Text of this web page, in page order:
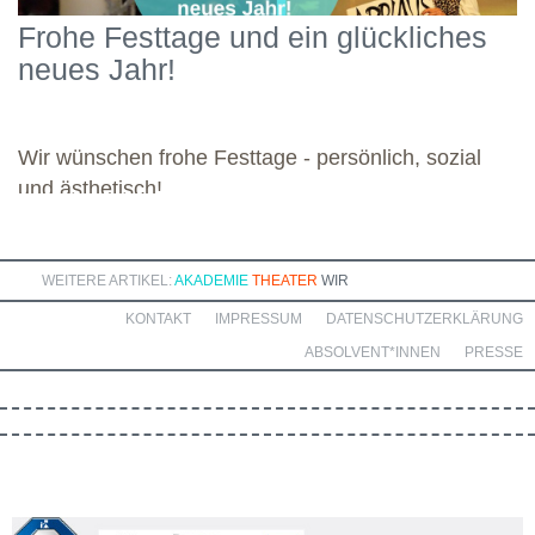
Schwerpunkten und legte damit einen starken Grundstein für die
kommenden Module. Günther wünscht allen weiteren
Dozierenden viel Freude bei ihren Modulen sowie eine ebenso
Frohe Festtage und ein glückliches
neues Jahr!
Wir wünschen frohe Festtage - persönlich, sozial
und ästhetisch!
WEITERE ARTIKEL: AKADEMIE THEATER WIR
DATENSCHUTZERKLÄRUNG
IMPRESSUM
KONTAKT
PRESSE
ABSOLVENT*INNEN